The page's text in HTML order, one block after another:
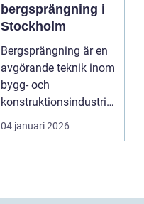
bergsprängning i
Stockholm
Bergsprängning är en
avgörande teknik inom
bygg- och
konstruktionsindustrin.
Den anv&...
04 januari 2026